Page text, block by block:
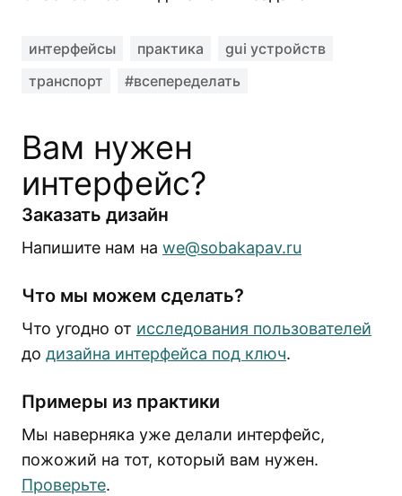
интерфейсы практика
gui устройств
транспорт
#всепеределать
Вам нужен
интерфейс?
Заказать дизайн
Напишите нам на we@sobakapav.ru
Что мы можем сделать?
Что угодно от исследования пользователей
до дизайна интерфейса под ключ.
Примеры из практики
Мы наверняка уже делали интерфейс,
пожожий на тот, который вам нужен.
Проверьте.